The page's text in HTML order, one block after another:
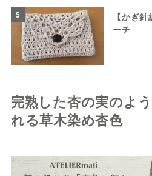
5
【かぎ
ーチ
完熟した杏の実のよ
れる草木染め杏色